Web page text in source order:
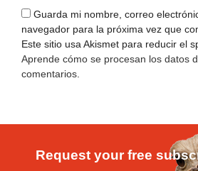
Guarda mi nombre, correo
navegador para la próxima vez que
Este sitio usa Akismet para reducir el
Aprende cómo se procesan los datos
comentarios
Request your free